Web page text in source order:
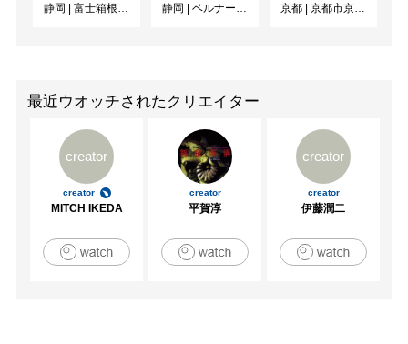
静岡 | 富士箱根カントリークラブ 静岡 | ベルナール・ビュフェ美術館 京都 | 京都市京セラ美術館
最近ウオッチされたクリエイター
creator
creator
MITCH IKEDA
creator
平賀淳
creator
creator
伊藤潤二